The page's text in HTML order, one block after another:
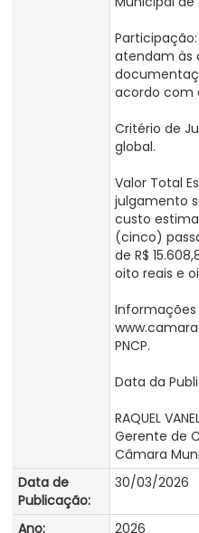
atendam às
acordo com
Critério de
global.
Valor Total
julgamento
custo
(cinco)
de R$
oito reais e
Informações
PNCP.
Data da
RAQUEL
Gerente de
Câmara
Data de
Publicação:
30/03/2026
Ano: 2026